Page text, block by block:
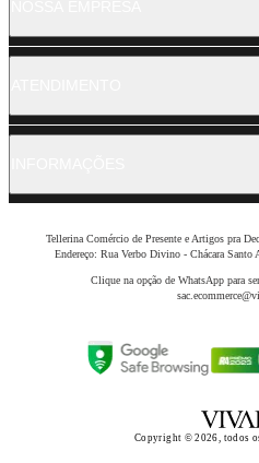
Tellerina Comércio de Presente e Artigos pra
Endereço: Rua Verbo Divino - Chácara
Clique na opção de WhatsApp para
Copyright © 2026, todos